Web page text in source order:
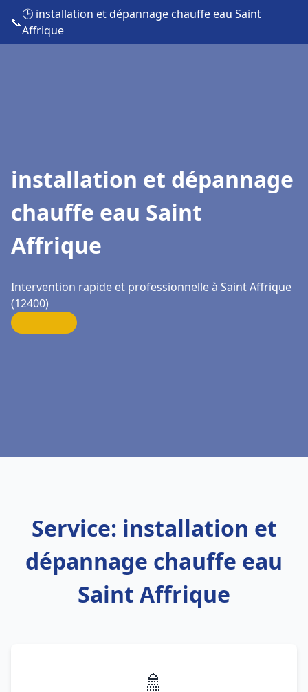
📞
🕒 installation et dépannage chauffe eau Saint
Affrique
installation et dépannage
chauffe eau Saint
Affrique
Intervention rapide et professionnelle à Saint Affrique
(12400)
Service: installation et
dépannage chauffe eau
Saint Affrique
🚿